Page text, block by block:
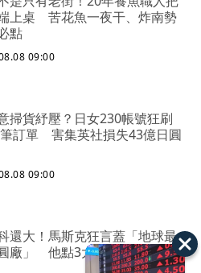
上桌 苦花魚一夜干、炸南勢
點
09:00
掃貨紓壓？日女230帳號狂刷
訂單 害集英社損失43億日圓
09:00
還大！馬斯克狂言蓋「地球最
廠」 他點3大隱憂